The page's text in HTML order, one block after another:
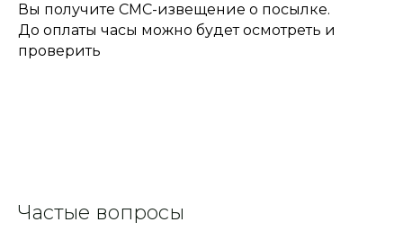
Вы получите СМС-извещение о посылке.
До оплаты часы можно будет осмотреть и
проверить
Частые вопросы